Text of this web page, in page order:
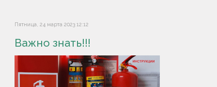
Пятница, 24 марта 2023 12:12
Важно знать!!!